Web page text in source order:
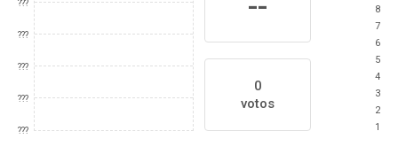
???
???
???
???
???
0
votos
8
7
6
5
4
3
2
1